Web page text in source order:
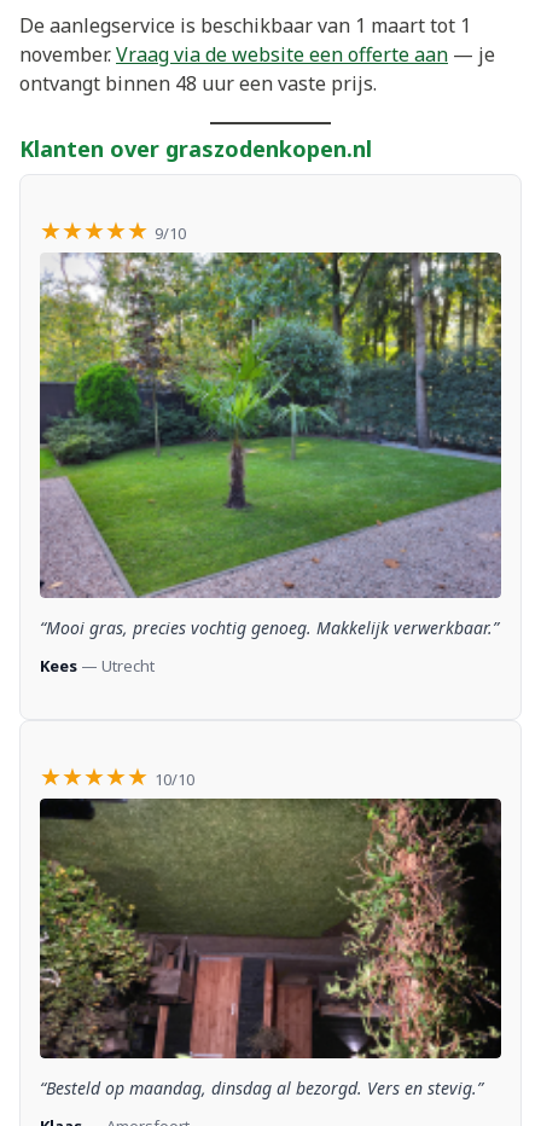
De aanlegservice is beschikbaar van 1 maart tot 1
november.Vraag via de website een offerte aan — je
ontvangt binnen 48 uur een vaste prijs.
Klanten over graszodenkopen.nl
★★★★★ 9/10
“Mooi gras, precies vochtig genoeg. Makkelijk verwerkbaar.”
Kees — Utrecht
★★★★★ 10/10
“Besteld op maandag, dinsdag al bezorgd. Vers en stevig.”